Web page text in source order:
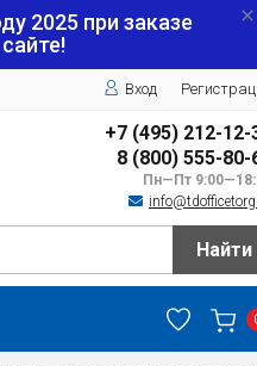
2025 при заказе
Вход
+7 (495) 212-12-
8 (800) 555-80-
Пн—Пт
Найти